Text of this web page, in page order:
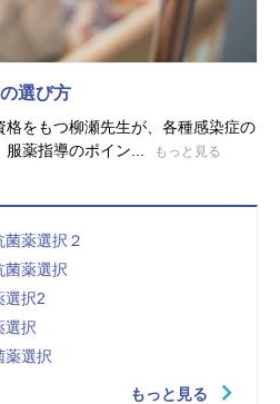
選び方
をもつ柳瀬先生が、各種感染症の
薬指導のポイン...
もっと見る
薬選択２
菌薬選択
選択2
選択
薬選択
もっと見る